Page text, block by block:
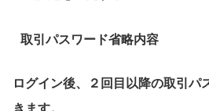
取引パスワード省略内容
ログイン後、２回目以降の取引パ
きます。